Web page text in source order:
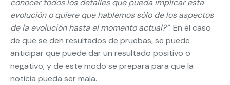
conocer todos los detalles que pueda implicar esta
evolución o quiere que hablemos sólo de los aspectos
de la evolución hasta el momento actual?”. En el caso
de que se den resultados de pruebas, se puede
anticipar que puede dar un resultado positivo o
negativo, y de este modo se prepara para que la
noticia pueda ser mala.